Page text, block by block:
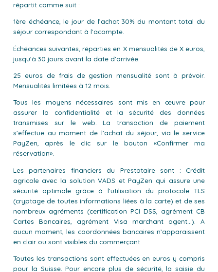
répartit comme suit :
1ère échéance, le jour de l’achat 30% du montant total du
séjour correspondant à l’acompte.
Échéances suivantes, réparties en X mensualités de X euros,
jusqu’à 30 jours avant la date d’arrivée.
25 euros de frais de gestion mensualité sont à prévoir.
Mensualités limitées à 12 mois.
Tous les moyens nécessaires sont mis en œuvre pour
assurer la confidentialité et la sécurité des données
transmises sur le web. La transaction de paiement
s’effectue au moment de l’achat du séjour, via le service
PayZen, après le clic sur le bouton «Confirmer ma
réservation».
Les partenaires financiers du Prestataire sont : Crédit
agricole avec la solution VADS et PayZen qui assure une
sécurité optimale grâce à l’utilisation du protocole TLS
(cryptage de toutes informations liées à la carte) et de ses
nombreux agréments (certification PCI DSS, agrément CB
Cartes Bancaires, agrément Visa marchant agent...). A
aucun moment, les coordonnées bancaires n’apparaissent
en clair ou sont visibles du commerçant.
Toutes les transactions sont effectuées en euros y compris
pour la Suisse. Pour encore plus de sécurité, la saisie du